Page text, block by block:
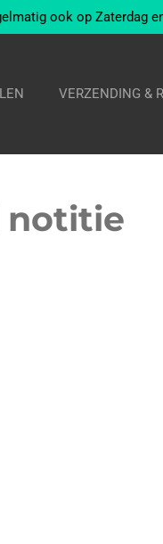
ook op Zaterdag
VERZENDING &
notitie